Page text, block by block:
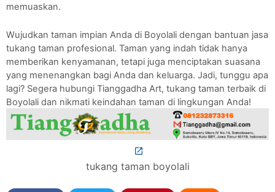
memuaskan.
Wujudkan taman impian Anda di Boyolali dengan bantuan jasa
tukang taman profesional. Taman yang indah tidak hanya
memberikan kenyamanan, tetapi juga menciptakan suasana
yang menenangkan bagi Anda dan keluarga. Jadi, tunggu apa
lagi? Segera hubungi Tianggadha Art, tukang taman terbaik di
Boyolali dan nikmati keindahan taman di lingkungan Anda!
tukang taman boyolali